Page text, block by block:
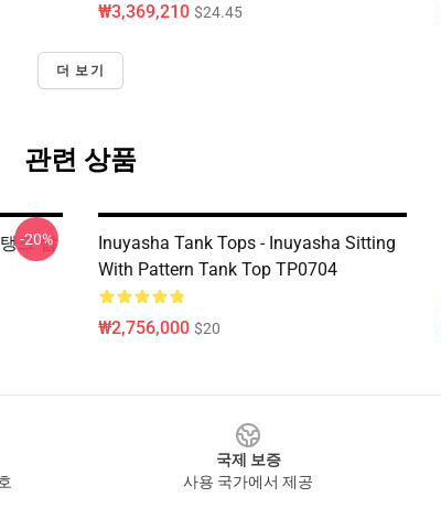
₩3,369,210 $24.45
더 보기
관련 상품
크 탑
-20%
Inuyasha Tank Tops - Inuyasha Sitting
With Pattern Tank Top TP0704
₩2,756,000 $20
국제 보증
사용 국가에서 제공